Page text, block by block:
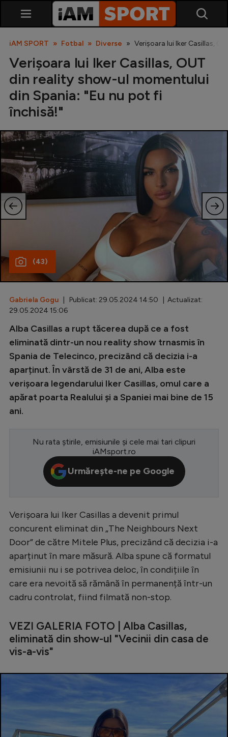
SuperLiga
Liga 2
Cupa României
U21
Fotbal feminin
Special
Diverse
Inedit
Clasamente
Champions League
Europa League
Conference League
Serie A
Bundesliga
Campionate
Starurile fotbalului
Stranieri
Clasamente
Handbal
Natație
Formula 1
Gimnastică
iAM SPORT Fotbal Diverse Verișoara lui Iker Casillas,
Verișoara lui Iker Casillas, OUT
din reality show-ul momentului
din Spania: "Eu nu pot fi
închisă!"
(43)
Gabriela Gogu | Publicat: 29.05.2024 14:50 | Actualizat:
29.05.2024 15:06
Alba Casillas a rupt tăcerea după ce a fost
eliminată dintr-un nou reality show trnasmis în
Spania de Telecinco, precizând că decizia i-a
aparținut. În vârstă de 31 de ani, Alba este
verișoara legendarului Iker Casillas, omul care a
apărat poarta Realului și a Spaniei mai bine de 15
ani.
Nu rata știrile, emisiunile și cele mai tari clipuri
iAMsport.ro
Urmărește-ne pe Google
Verișoara lui Iker Casillas a devenit primul
concurent eliminat din „The Neighbours Next
Door” de către Mitele Plus, precizând că decizia i-a
aparținut în mare măsură. Alba spune că formatul
emisiunii nu i se potrivea deloc, în condițiile în
care era nevoită să rămână în permanență într-un
cadru controlat, fiind filmată non-stop.
VEZI GALERIA FOTO | Alba Casillas,
eliminată din show-ul "Vecinii din casa de
vis-a-vis"